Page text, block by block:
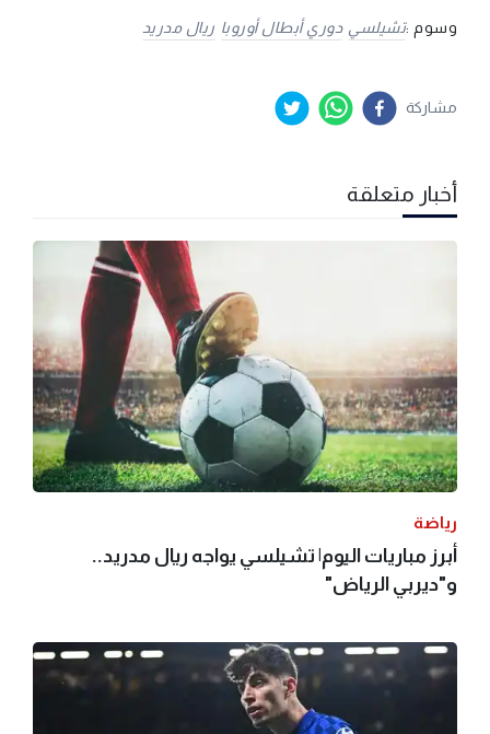
وسوم :تشيلسي دوري أبطال أوروبا ريال مدريد
مشاركة
أخبار متعلقة
رياضة
أبرز مباريات اليوم| تشيلسي يواجه ريال مدريد..
و"ديربي الرياض"